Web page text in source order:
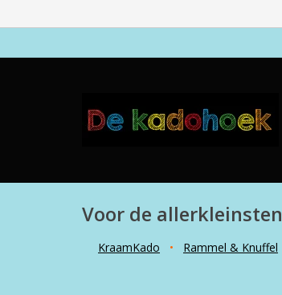
Voor de allerkleinsten
KraamKado • Rammel & Knuffel